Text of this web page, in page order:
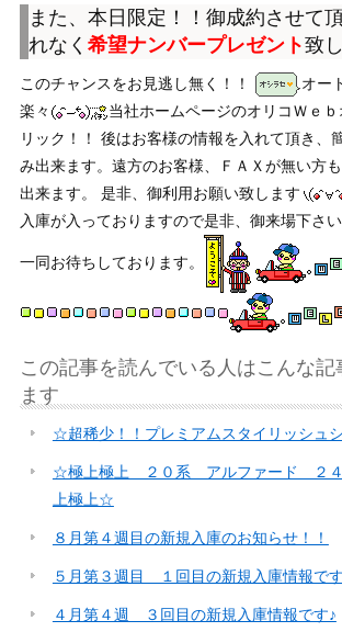
また、本日限定！！御成約させて
れなく 希望ナンバープレゼント致
このチャンスをお見逃し無く！！
オー
楽々
当社ホームページのオリコＷｅ
リック！！ 後はお客様の情報を入れて頂き、
み出来ます。遠方のお客様、ＦＡＸが無い方
出来ます。 是非、御利用お願い致します
入庫が入っておりますので是非、御来場下さ
一同お待ちしております。
この記事を読んでいる人はこんな記
ます
☆超稀少！！プレミアムスタイリッシュ
☆極上極上 ２０系 アルファード ２
上極上☆
８月第４週目の新規入庫のお知らせ！！
５月第３週目 １回目の新規入庫情報で
４月第４週 ３回目の新規入庫情報です♪